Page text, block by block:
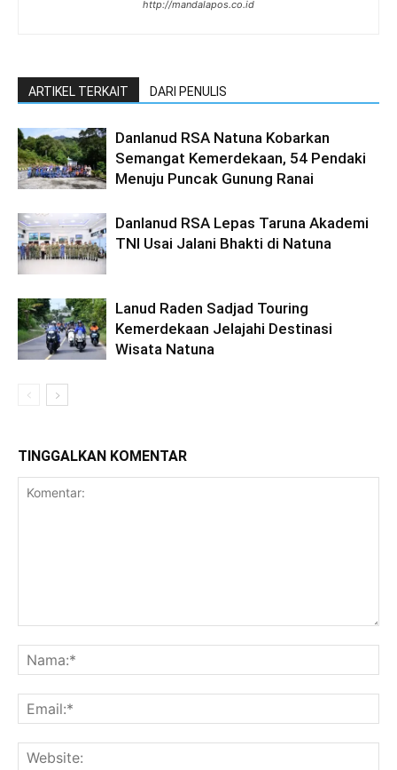
http://mandalapos.co.id
ARTIKEL TERKAIT DARI PENULIS
Danlanud RSA Natuna Kobarkan
Semangat Kemerdekaan, 54 Pendaki
Menuju Puncak Gunung Ranai
Danlanud RSA Lepas Taruna Akademi
TNI Usai Jalani Bhakti di Natuna
Lanud Raden Sadjad Touring
Kemerdekaan Jelajahi Destinasi
Wisata Natuna
TINGGALKAN KOMENTAR